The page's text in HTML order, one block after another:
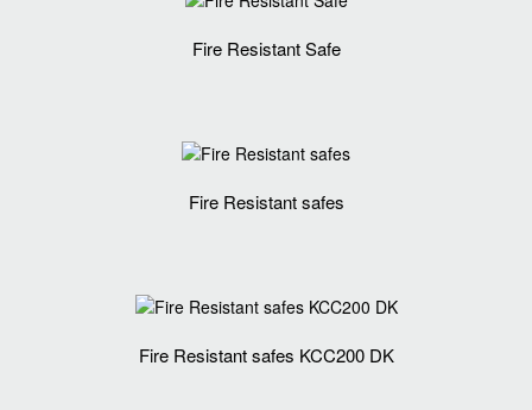
Fire Resistant Safe
Fire Resistant safes
Fire Resistant safes KCC200 DK